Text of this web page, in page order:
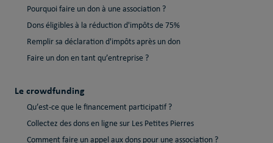
Pourquoi faire un don à une association ?
Dons éligibles à la réduction d'impôts de 75%
Remplir sa déclaration d'impôts après un don
Faire un don en tant qu’entreprise ?
Le crowdfunding
Qu’est-ce que le financement participatif ?
Collectez des dons en ligne sur Les Petites Pierres
Comment faire un appel aux dons pour une association ?